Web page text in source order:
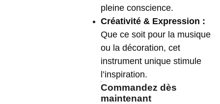
pleine conscience.
Créativité & Expression :
Que ce soit pour la musique
ou la décoration, cet
instrument unique stimule
l’inspiration.
Commandez dès
maintenant